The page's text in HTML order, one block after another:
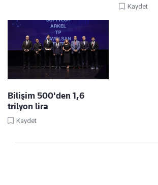
Kaydet
Bilişim 500'den 1,6
trilyon lira
Kaydet